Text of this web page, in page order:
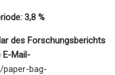
3,8 %
des Forschungsberichts
E-Mail-
bag-